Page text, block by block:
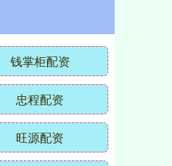
钱掌柜配资
忠程配资
旺源配资